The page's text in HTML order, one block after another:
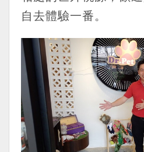
自去體驗一番。